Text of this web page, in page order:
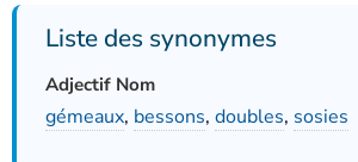
Liste des synonymes
Adjectif Nom
gémeaux, bessons, doubles, sosies